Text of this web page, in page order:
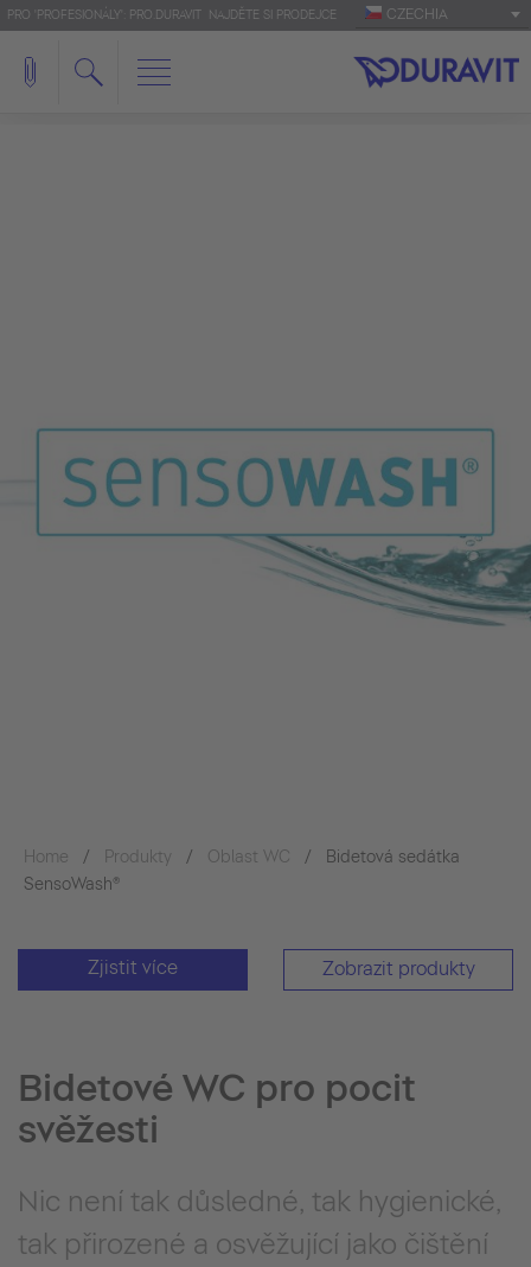
PRO 'PROFESIONÁLY': PRO.DURAVIT NAJDĚTE SI PRODEJCE CZECHIA
Home Produkty Oblast WC
Bidetová sedátka
SensoWash®
Zjistit více Zobrazit produkty
Bidetové WC pro pocit
svěžesti
Nic není tak důsledné, tak hygienické,
tak přirozené a osvěžující jako čištění